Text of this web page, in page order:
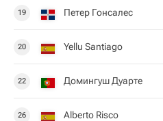
19 Петер Гонсалес
20 Yellu Santiago
22 Домингуш Дуарте
26 Alberto Risco